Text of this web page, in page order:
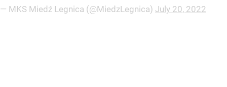
— MKS Miedź Legnica (@MiedzLegnica) July 20, 2022